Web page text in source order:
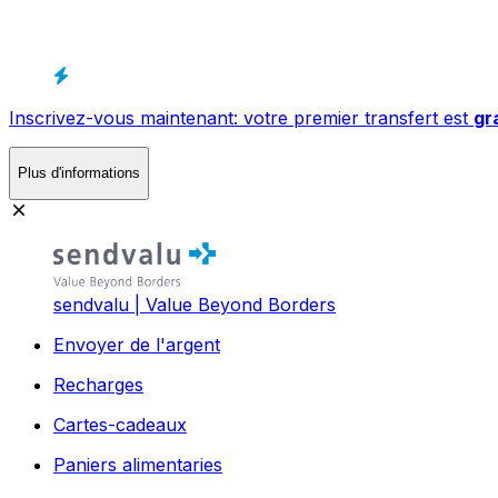
Inscrivez-vous maintenant: votre premier transfert est
Plus d'informations
sendvalu | Value Beyond Borders
Envoyer de l'argent
Recharges
Cartes-cadeaux
Paniers alimentaries